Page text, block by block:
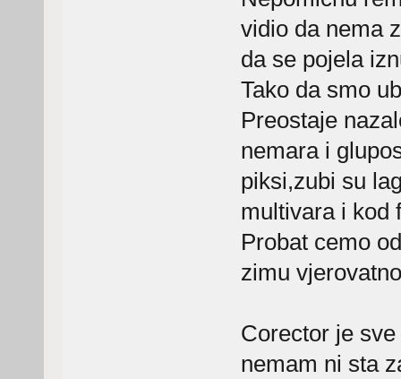
vidio da nema
da se pojela
Tako da smo
Preostaje
nemara i
piksi,zubi su
multivara i kod
Probat cemo
zimu
Corector je
nemam ni sta